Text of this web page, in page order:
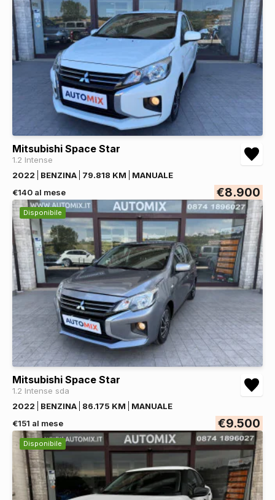
Mitsubishi Space Star
1.2 Intense
2022
BENZINA 79.818 KM
MANUALE
€140 al mese
€8.900
Disponibile
Mitsubishi Space Star
1.2 Intense sda
2022
BENZINA 86.175 KM
MANUALE
€151 al mese
€9.500
Disponibile